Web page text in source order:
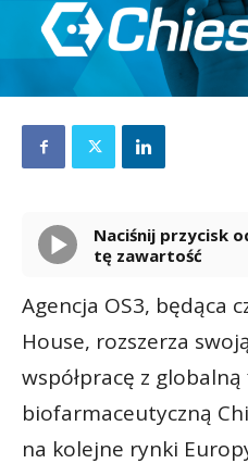
Naciśnij przycisk odtwarzania, aby odsłuchać
tę zawartość
Agencja OS3, będąca
House, rozszerza
współpracę z
biofarmaceutyczną
na kolejne rynki